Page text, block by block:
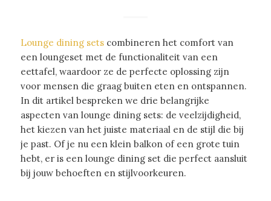
Lounge dining setscombineren het comfort van
een loungeset met de functionaliteit van een
eettafel, waardoor ze de perfecte oplossing zijn
voor mensen die graag buiten eten en ontspannen.
In dit artikel bespreken we drie belangrijke
aspecten van lounge dining sets: de veelzijdigheid,
het kiezen van het juiste materiaal en de stijl die bij
je past. Of je nu een klein balkon of een grote tuin
hebt, er is een lounge dining set die perfect aansluit
bij jouw behoeften en stijlvoorkeuren.